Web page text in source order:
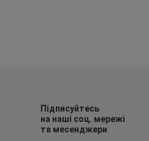
Підписуйтесь
на наші соц. мережі
та месенджери